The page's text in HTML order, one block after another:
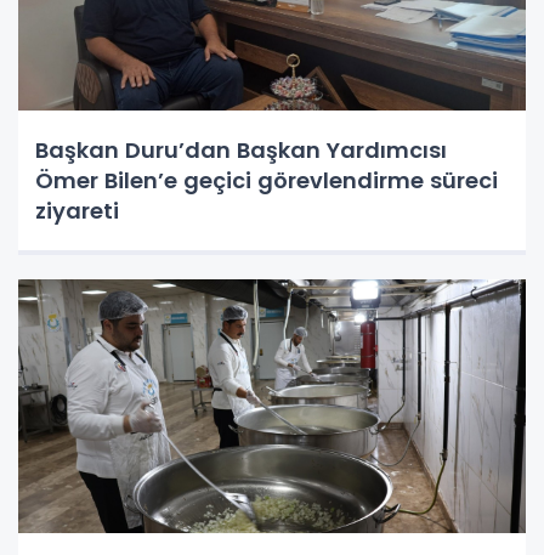
Başkan Duru’dan Başkan Yardımcısı
Ömer Bilen’e geçici görevlendirme süreci
ziyareti